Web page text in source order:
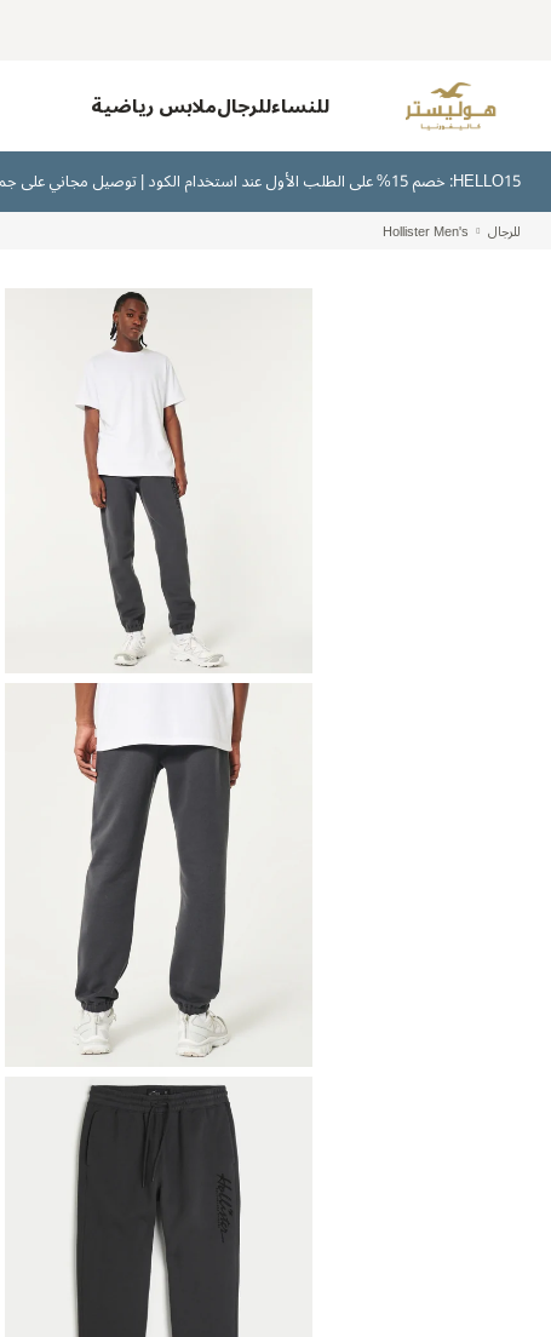
للنساءللرجالملابس رياضية
HELLO15: خصم 15% على الطلب الأول عند استخدام الكود | توصيل مجاني على جميع الطلبات بقيمة 300 ريال سعودي أو أكثر | اشترِ الآن وادفع لاحقًا عبر تابي وتمارا
للرجال Hollister Men's